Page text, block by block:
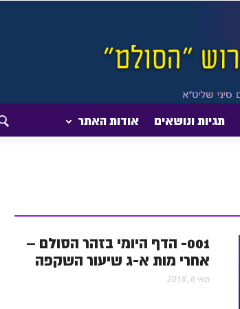
תגיות ונושאים אודות האתר
001- הדף היומי בזהר הסולם –
אחרי מות א-ג שיעור השקפה
מאי 6, 2018